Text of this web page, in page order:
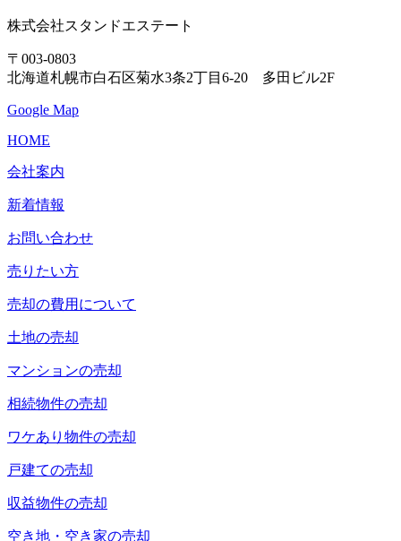
株式会社スタンドエステート
〒003-0803
北海道札幌市白石区菊水3条2丁目6-20 多田ビル2F
Google Map
HOME
会社案内
新着情報
お問い合わせ
売りたい方
売却の費用について
土地の売却
マンションの売却
相続物件の売却
ワケあり物件の売却
戸建ての売却
収益物件の売却
空き地・空き家の売却